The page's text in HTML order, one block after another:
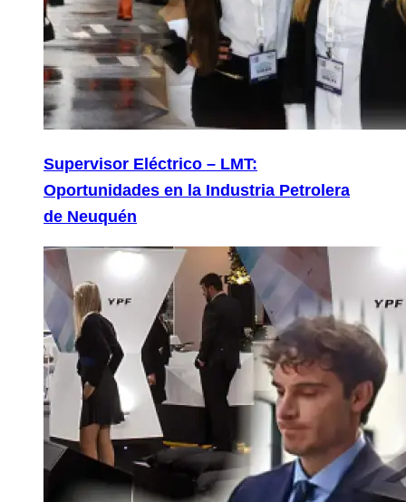
Supervisor Eléctrico – LMT:
Oportunidades en la Industria Petrolera
de Neuquén